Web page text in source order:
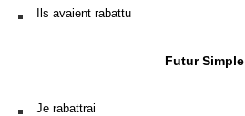
Ils avaient rabattu
Futur Simple
Je rabattrai